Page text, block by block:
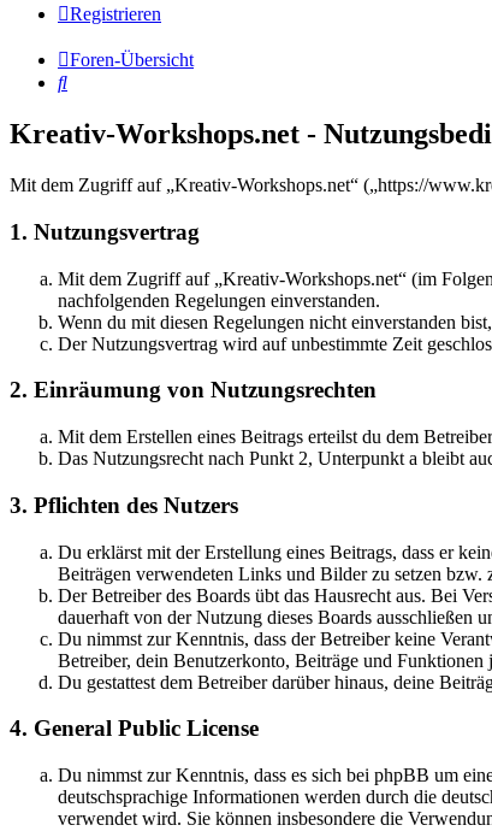
Registrieren
Foren-Übersicht
Suche
Kreativ-Workshops.net -
Mit dem Zugriff auf „Kreativ-Workshops.net“ („https://
1. Nutzungsvertrag
Mit dem Zugriff auf „Kreativ-Workshops.net“ (im
nachfolgenden Regelungen einverstanden.
Wenn du mit diesen Regelungen nicht einverstanden
Der Nutzungsvertrag wird auf unbestimmte Zeit
2. Einräumung von Nutzungsrechten
Mit dem Erstellen eines Beitrags erteilst du dem
Das Nutzungsrecht nach Punkt 2, Unterpunkt a bleibt
3. Pflichten des Nutzers
Du erklärst mit der Erstellung eines Beitrags, dass er
Beiträgen verwendeten Links und Bilder zu setzen bzw.
Der Betreiber des Boards übt das Hausrecht aus. Bei
dauerhaft von der Nutzung dieses Boards ausschließen
Du nimmst zur Kenntnis, dass der Betreiber keine
Betreiber, dein Benutzerkonto, Beiträge und Funktionen
Du gestattest dem Betreiber darüber hinaus, deine
4. General Public License
Du nimmst zur Kenntnis, dass es sich bei phpBB um
deutschsprachige Informationen werden durch die
verwendet wird. Sie können insbesondere die